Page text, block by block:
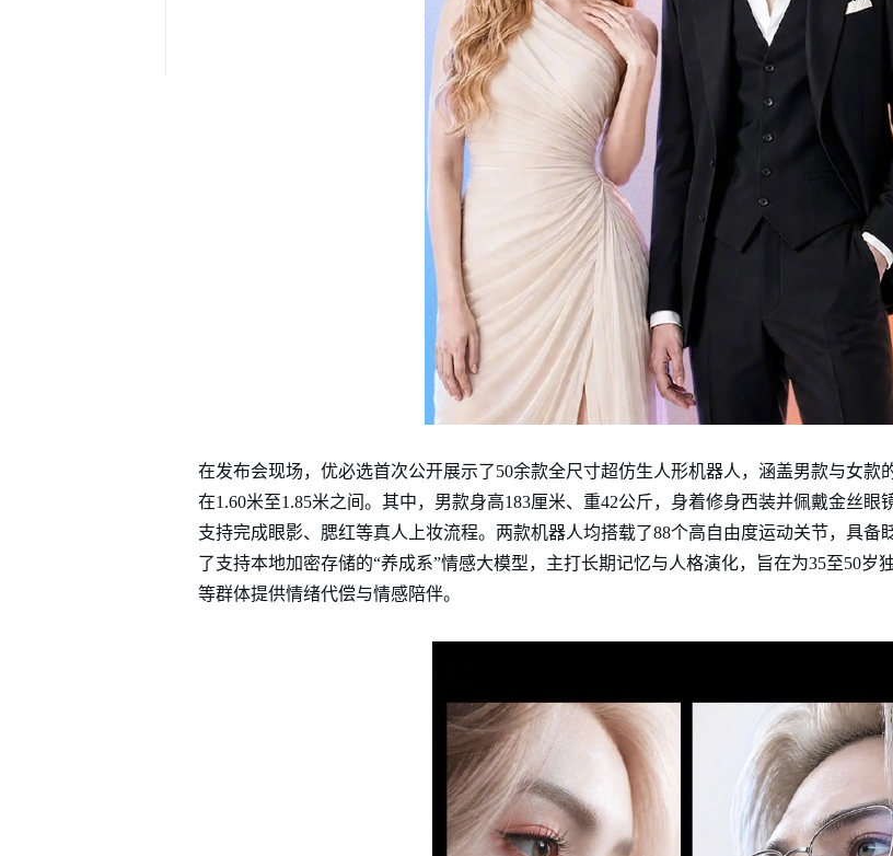
在发布会现场，优必选首次公开展示了50余款全尺寸超仿生人形机器人，涵盖男款与女款
在1.60米至1.85米之间。其中，男款身高183厘米、重42公斤，身着修身西装并佩戴金丝眼
支持完成眼影、腮红等真人上妆流程。两款机器人均搭载了88个高自由度运动关节，具备
了支持本地加密存储的“养成系”情感大模型，主打长期记忆与人格演化，旨在为35至50岁
等群体提供情绪代偿与情感陪伴。